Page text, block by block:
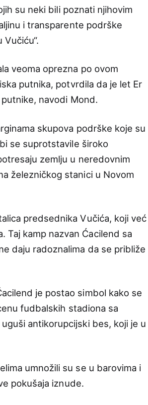
su neki bili poznati njihovim
i transparente podrške
veoma oprezna po ovom
putnika, potvrdila da je let Er
navodi Mond.
skupova podrške koje su
se suprotstavile široko
zemlju u neredovnim
železničkog stanici u Novom
predsednika Vučića, koji već
Taj kamp nazvan Ćacilend sa
daju radoznalima da se približe
je postao simbol kako se
fudbalskih stadiona sa
antikorupcijski bes, koji je u
umnožili su se u barovima i
pokušaja iznude.